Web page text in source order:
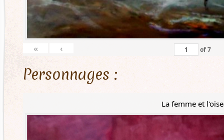
« ‹ of7
Personnages :
La femme et